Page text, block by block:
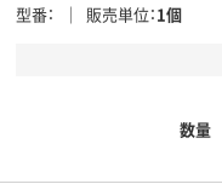
型番 販売単位 1個
数量